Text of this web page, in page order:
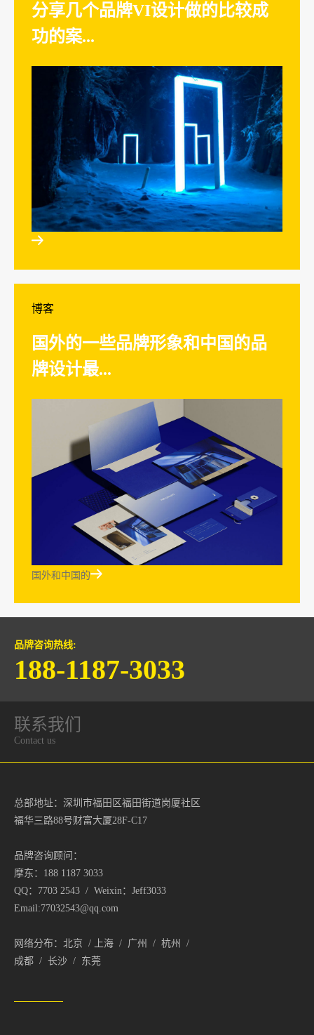
分享几个品牌VI设计做的比较成
功的案...

博客
国外的一些品牌形象和中国的品
牌设计最...
国外和中国的
品牌咨询热线:
188-1187-3033
联系我们
Contact us
总部地址：深圳市福田区福田街道岗厦社区
福华三路88号财富大厦28F-C17
品牌咨询顾问：
摩东：188 1187 3033
QQ：7703 2543 / Weixin：Jeff3033
Email:77032543@qq.com
网络分布：北京 / 上海 / 广州 / 杭州 /
成都 / 长沙 / 东莞